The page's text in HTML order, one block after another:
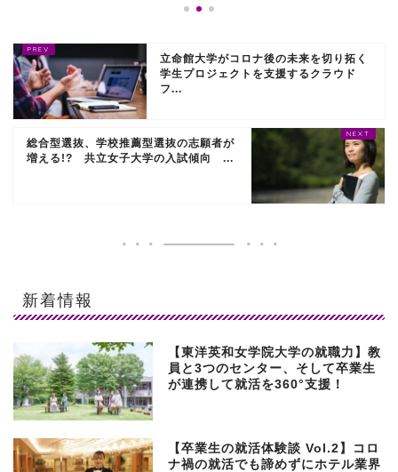
立命館大学がコロナ後の未来を切り拓く
学生プロジェクトを支援するクラウド
フ...
総合型選抜、学校推薦型選抜の志願者が
増える!? 共立女子大学の入試傾向 ...
新着情報
【東洋英和女学院大学の就職力】教
員と3つのセンター、そして卒業生
が連携して就活を360°支援！
【卒業生の就活体験談 Vol.2】コロ
ナ禍の就活でも諦めずにホテル業界